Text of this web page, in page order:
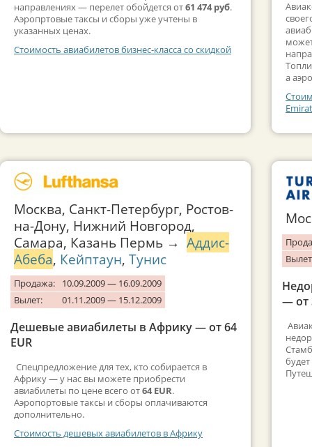
направлениях — перелет обойдется от61 474 руб.
Аэропртовые таксы и сборы уже учтены в
указанных ценах.
Стоимость авиабилетов бизнес-класса со скидкой
Москва, Санкт-Петербург, Ростов-
на-Дону, Нижний Новгород,
Самара, Казань Пермь → Аддис-
Абеба, Кейптаун, Тунис
Продажа:
10.09.2009 — 16.09.2009
Вылет:
01.11.2009 — 15.12.2009
Дешевые авиабилеты в Африку — от 64
EUR
Спецпредложение для тех, кто собирается в
Африку — у нас вы можете приобрести
авиабилеты по цене всего от64 EUR.
Аэропортовые таксы и сборы оплачиваются
дополнительно.
Стоимость дешевых авиабилетов в Африку
а
— от